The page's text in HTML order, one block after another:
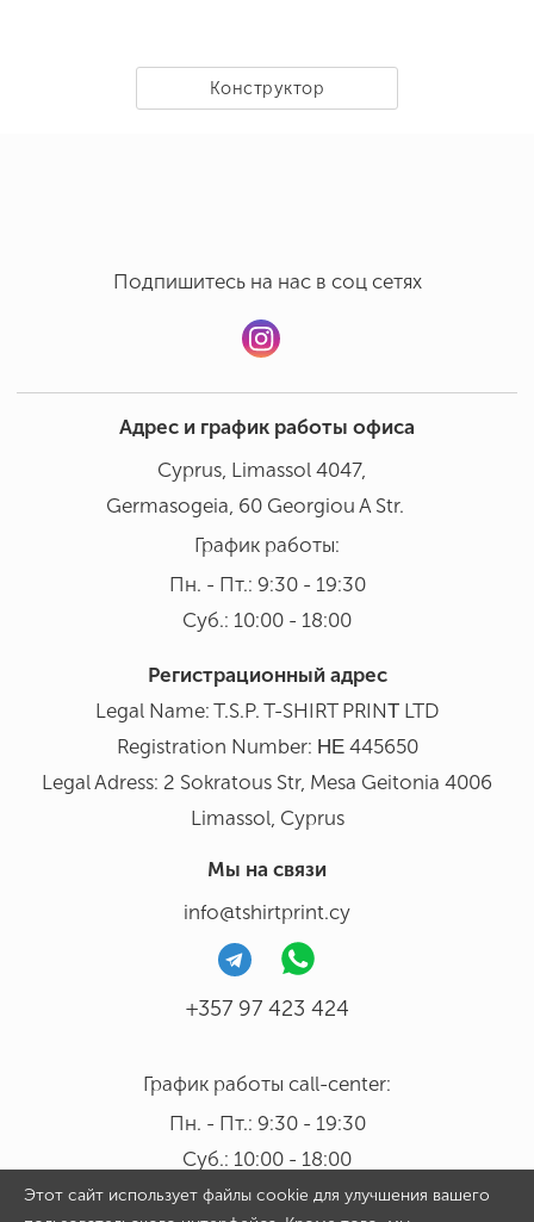
Конструктор
Подпишитесь на нас в соц сетях
Адрес и график работы офиса
Cyprus, Limassol 4047,
Germasogeia, 60 Georgiou A Str.
График работы:
Пн. - Пт.: 9:30 - 19:30
Суб.: 10:00 - 18:00
Регистрационный адрес
Legal Name: T.S.P. T-SHIRT PRINΤ LTD
Registration Number: ΗΕ 445650
Legal Adress: 2 Sokratous Str, Mesa Geitonia 4006
Limassol, Cyprus
Мы на связи
info@tshirtprint.cy
+357 97 423 424
График работы call-center:
Пн. - Пт.: 9:30 - 19:30
Суб.: 10:00 - 18:00
Этот сайт использует файлы cookie для улучшения вашего